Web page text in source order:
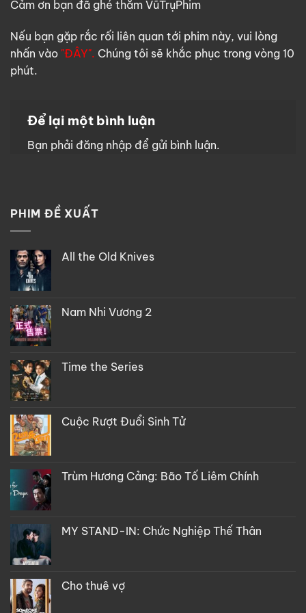
Cảm ơn bạn đã ghé thăm VũTrụPhim
Nếu bạn gặp rắc rối liên quan tới phim này, vui lòng
nhấn vào "ĐÂY". Chúng tôi sẽ khắc phục trong vòng 10
phút.
Để lại một bình luận
Bạn phải đăng nhập để gửi bình luận.
PHIM ĐỀ XUẤT
All the Old Knives
Nam Nhi Vương 2
Time the Series
Cuộc Rượt Đuổi Sinh Tử
Trùm Hương Cảng: Bão Tố Liêm Chính
MY STAND-IN: Chức Nghiệp Thế Thân
Cho thuê vợ